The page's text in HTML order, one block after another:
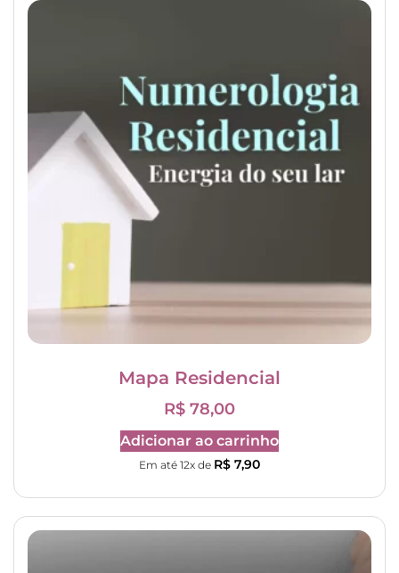
Mapa Residencial
R$ 78,00
Adicionar ao carrinho
Em até 12x de R$ 7,90